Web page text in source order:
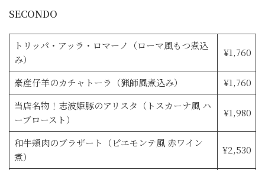
SECONDO
トリッパ・アッラ・ロマーノ（ローマ風もつ煮込
み）
¥1,760
豪産仔羊のカチャトーラ（猟師風煮込み）
¥1,760
当店名物！志波姫豚のアリスタ（トスカーナ風 ハ
ーブロースト）
¥1,980
和牛頬肉のブラザート（ピエモンテ風 赤ワイン
煮）
¥2,530